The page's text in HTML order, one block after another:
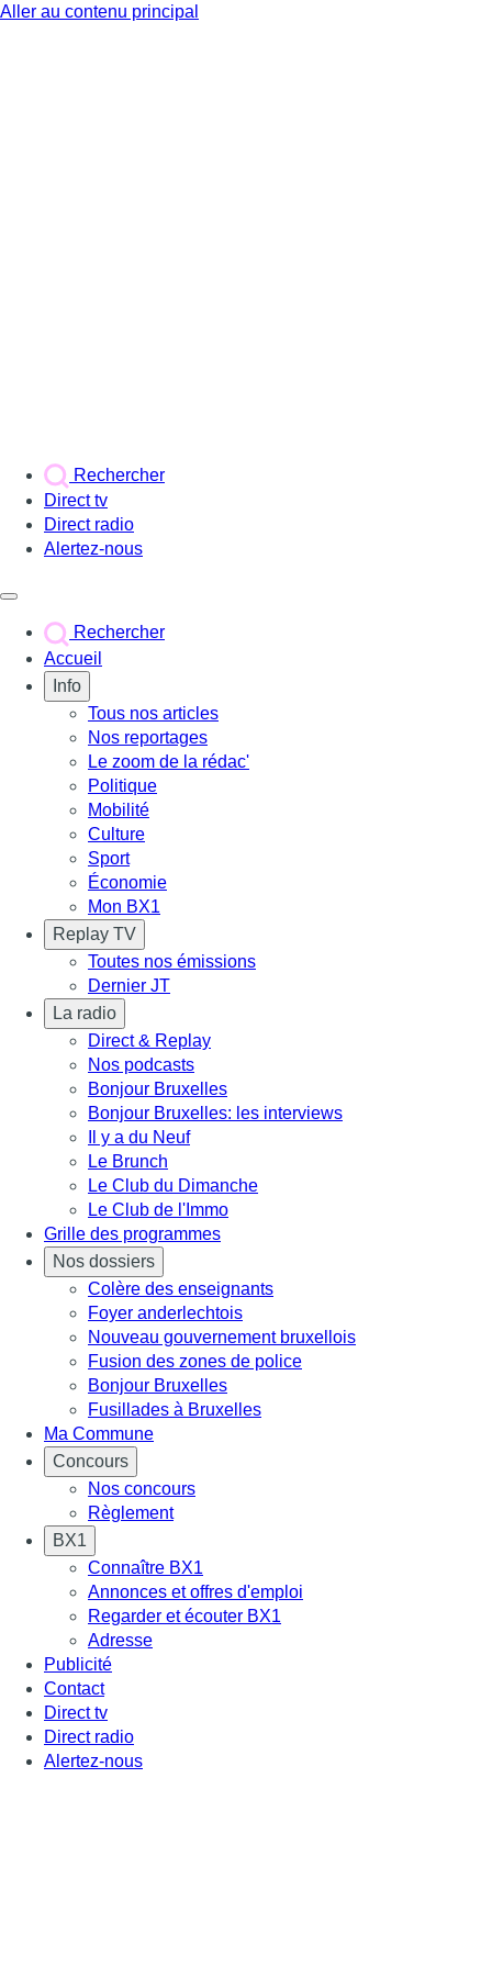
Aller au contenu principal
Rechercher
Direct tv
Direct radio
Alertez-nous
Rechercher
Accueil
Info
Tous nos articles
Nos reportages
Le zoom de la rédac'
Politique
Mobilité
Culture
Sport
Économie
Mon BX1
Replay TV
Toutes nos émissions
Dernier JT
La radio
Direct & Replay
Nos podcasts
Bonjour Bruxelles
Bonjour Bruxelles: les interviews
Il y a du Neuf
Le Brunch
Le Club du Dimanche
Le Club de l'Immo
Grille des programmes
Nos dossiers
Colère des enseignants
Foyer anderlechtois
Nouveau gouvernement bruxellois
Fusion des zones de police
Bonjour Bruxelles
Fusillades à Bruxelles
Ma Commune
Concours
Nos concours
Règlement
BX1
Connaître BX1
Annonces et offres d'emploi
Regarder et écouter BX1
Adresse
Publicité
Contact
Direct tv
Direct radio
Alertez-nous